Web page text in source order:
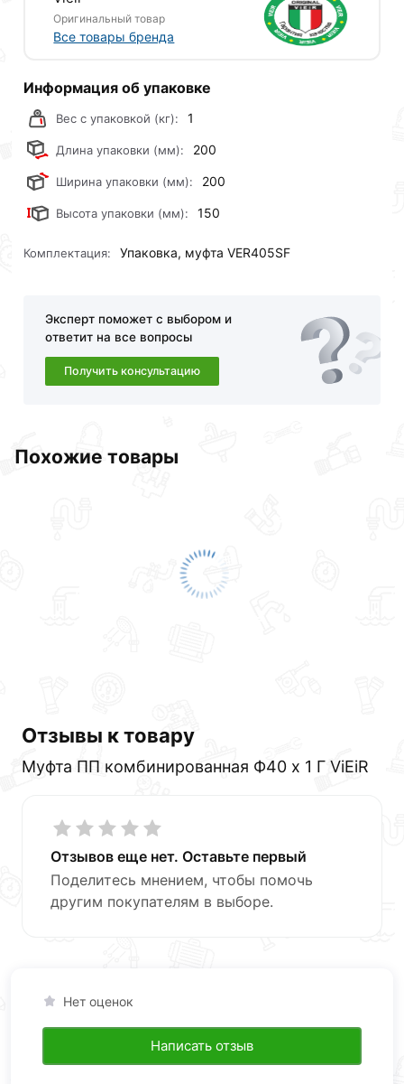
обязательно).
Оригинальный товар
Все товары бренда
Информация об упаковке
Вес с упаковкой (кг): 1
Длина упаковки (мм): 200
Ширина упаковки (мм): 200
Высота упаковки (мм): 150
Комплектация: Упаковка, муфта VER405SF
Эксперт поможет с выбором и
ответит на все вопросы
Получить консультацию
Похожие товары
Отзывы к товару
Муфта ПП комбинированная Ф40 х 1 Г ViEiR
Отзывов еще нет. Оставьте первый
Поделитесь мнением, чтобы помочь
другим покупателям в выборе.
Нет оценок
Написать отзыв